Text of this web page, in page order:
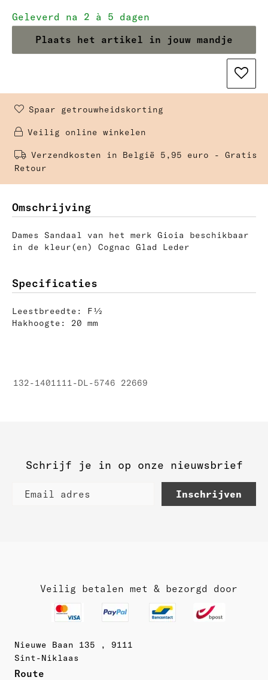
Geleverd na 2 à 5 dagen
Plaats het artikel in jouw mandje
Spaar getrouwheidskorting
Veilig online winkelen
Verzendkosten in België 5,95 euro - Gratis
Retour
Omschrijving
Dames Sandaal van het merk Gioia beschikbaar
in de kleur(en) Cognac Glad Leder
Specificaties
Leestbreedte: F½
Hakhoogte: 20 mm
132-1401111-DL-5746 22669
Schrijf je in op onze nieuwsbrief
Inschrijven
Veilig betalen met & bezorgd door
Nieuwe Baan 135 , 9111
Sint-Niklaas
Route